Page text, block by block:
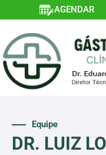
AGENDAR
Equipe
DR. LUIZ